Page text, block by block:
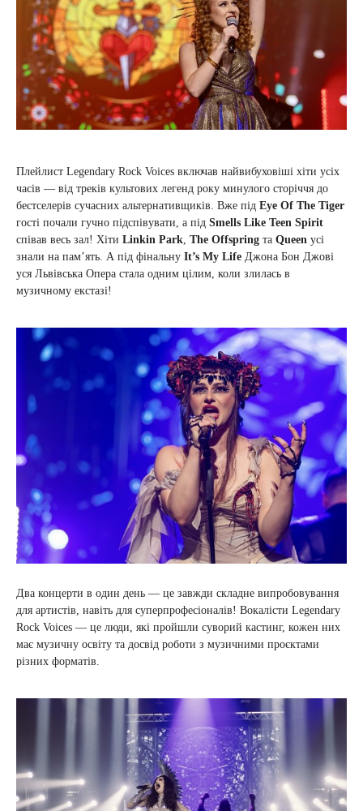
Плейлист Legendary Rock Voices включав найвибуховіші хіти усіх
часів — від треків культових легенд року минулого сторіччя до
бестселерів сучасних альтернативщиків. Вже під Eye Of The Tiger
гості почали гучно підспівувати, а під Smells Like Teen Spirit
співав весь зал! Хіти Linkin Park The Offspring та Queen усі
знали на пам’ять. А під фінальну It’s My Life Джона Бон Джові
уся Львівська Опера стала одним цілим, коли злилась в
музичному екстазі!
Два концерти в один день — це завжди складне випробовування
для артистів, навіть для суперпрофесіоналів! Вокалісти Legendary
Rock Voices — це люди, які пройшли суворий кастинг, кожен них
має музичну освіту та досвід роботи з музичними проєктами
різних форматів.